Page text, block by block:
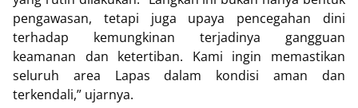
pengawasan, tetapi juga upaya pencegahan dini
terhadap kemungkinan terjadinya gangguan
keamanan dan ketertiban. Kami ingin memastikan
seluruh area Lapas dalam kondisi aman dan
terkendali,” ujarnya.